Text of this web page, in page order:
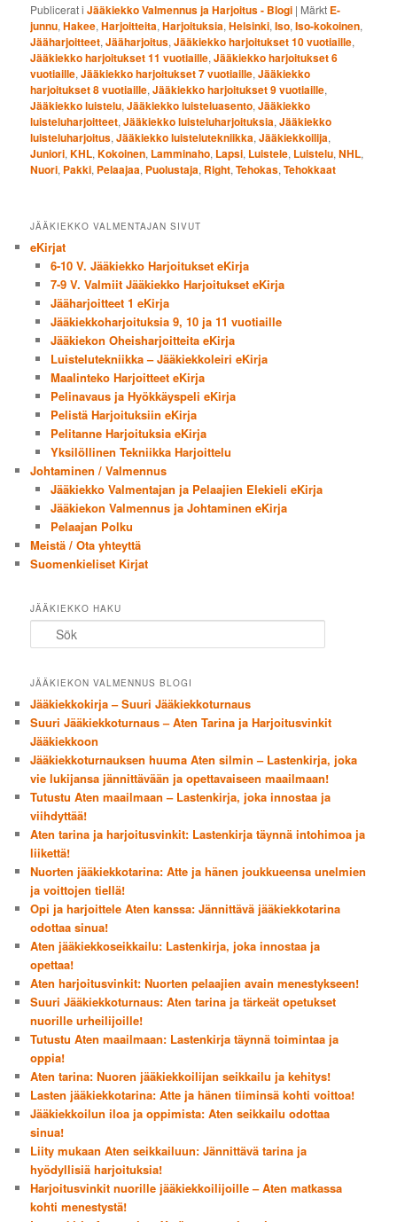
Publicerat i Jääkiekko Valmennus ja Harjoitus - Blogi | Märkt E-
junnu,Hakee,Harjoitteita,Harjoituksia,Helsinki,Iso,Iso-kokoinen,
Jääharjoitteet,Jääharjoitus,Jääkiekko harjoitukset 10 vuotiaille,
Jääkiekko harjoitukset 11 vuotiaille,Jääkiekko harjoitukset 6
vuotiaille,Jääkiekko harjoitukset 7 vuotiaille,Jääkiekko
harjoitukset 8 vuotiaille,Jääkiekko harjoitukset 9 vuotiaille,
Jääkiekko luistelu,Jääkiekko luisteluasento,Jääkiekko
luisteluharjoitteet,Jääkiekko luisteluharjoituksia,Jääkiekko
luisteluharjoitus,Jääkiekko luistelutekniikka,Jääkiekkoilija,
Juniori,KHL,Kokoinen, Lamminaho, Lapsi, Luistele, Luistelu,NHL,
Nuori, Pakki, Pelaajaa, Puolustaja, Right,Tehokas,Tehokkaat
JÄÄKIEKKO VALMENTAJAN SIVUT
eKirjat
6-10 V. Jääkiekko Harjoitukset eKirja
7-9 V. Valmiit Jääkiekko Harjoitukset eKirja
Jääharjoitteet 1 eKirja
Jääkiekkoharjoituksia 9, 10 ja 11 vuotiaille
Jääkiekon Oheisharjoitteita eKirja
Luistelutekniikka – Jääkiekkoleiri eKirja
Maalinteko Harjoitteet eKirja
Pelinavaus ja Hyökkäyspeli eKirja
Pelistä Harjoituksiin eKirja
Pelitanne Harjoituksia eKirja
Yksilöllinen Tekniikka Harjoittelu
Johtaminen / Valmennus
Jääkiekko Valmentajan ja Pelaajien Elekieli eKirja
Jääkiekon Valmennus ja Johtaminen eKirja
Pelaajan Polku
Meistä / Ota yhteyttä
Suomenkieliset Kirjat
JÄÄKIEKKO HAKU
JÄÄKIEKON VALMENNUS BLOGI
Jääkiekkokirja – Suuri Jääkiekkoturnaus
Suuri Jääkiekkoturnaus – Aten Tarina ja Harjoitusvinkit
Jääkiekkoon
Jääkiekkoturnauksen huuma Aten silmin – Lastenkirja, joka
vie lukijansa jännittävään ja opettavaiseen maailmaan!
Tutustu Aten maailmaan – Lastenkirja, joka innostaa ja
viihdyttää!
Aten tarina ja harjoitusvinkit: Lastenkirja täynnä intohimoa ja
liikettä!
Nuorten jääkiekkotarina: Atte ja hänen joukkueensa unelmien
ja voittojen tiellä!
Opi ja harjoittele Aten kanssa: Jännittävä jääkiekkotarina
odottaa sinua!
Aten jääkiekkoseikkailu: Lastenkirja, joka innostaa ja
opettaa!
Aten harjoitusvinkit: Nuorten pelaajien avain menestykseen!
Suuri Jääkiekkoturnaus: Aten tarina ja tärkeät opetukset
nuorille urheilijoille!
Tutustu Aten maailmaan: Lastenkirja täynnä toimintaa ja
oppia!
Aten tarina: Nuoren jääkiekkoilijan seikkailu ja kehitys!
Lasten jääkiekkotarina: Atte ja hänen tiiminsä kohti voittoa!
Jääkiekkoilun iloa ja oppimista: Aten seikkailu odottaa
sinua!
Liity mukaan Aten seikkailuun: Jännittävä tarina ja
hyödyllisiä harjoituksia!
Harjoitusvinkit nuorille jääkiekkoilijoille – Aten matkassa
kohti menestystä!